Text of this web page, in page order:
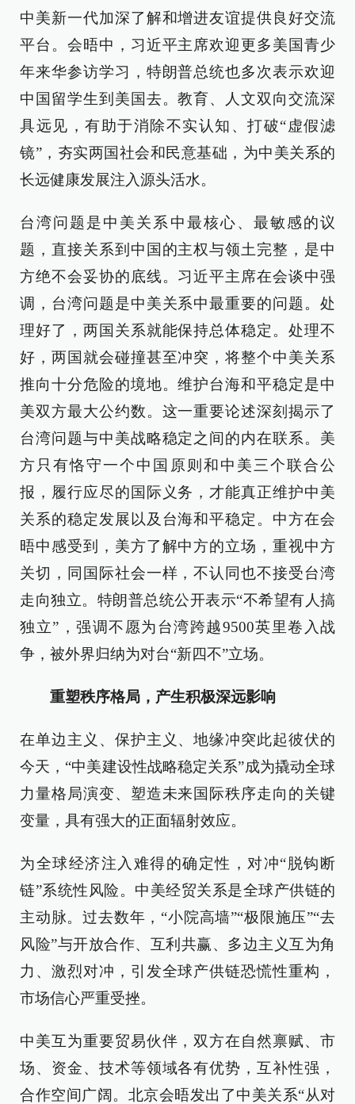
中美新一代加深了解和增进友谊提供良好交流
平台。会晤中，习近平主席欢迎更多美国青少
年来华参访学习，特朗普总统也多次表示欢迎
中国留学生到美国去。教育、人文双向交流深
具远见，有助于消除不实认知、打破“虚假滤
镜”，夯实两国社会和民意基础，为中美关系的
长远健康发展注入源头活水。
台湾问题是中美关系中最核心、最敏感的议
题，直接关系到中国的主权与领土完整，是中
方绝不会妥协的底线。习近平主席在会谈中强
调，台湾问题是中美关系中最重要的问题。处
理好了，两国关系就能保持总体稳定。处理不
好，两国就会碰撞甚至冲突，将整个中美关系
推向十分危险的境地。维护台海和平稳定是中
美双方最大公约数。这一重要论述深刻揭示了
台湾问题与中美战略稳定之间的内在联系。美
方只有恪守一个中国原则和中美三个联合公
报，履行应尽的国际义务，才能真正维护中美
关系的稳定发展以及台海和平稳定。中方在会
晤中感受到，美方了解中方的立场，重视中方
关切，同国际社会一样，不认同也不接受台湾
走向独立。特朗普总统公开表示“不希望有人搞
独立”，强调不愿为台湾跨越9500英里卷入战
争，被外界归纳为对台“新四不”立场。
重塑秩序格局，产生积极深远影响
在单边主义、保护主义、地缘冲突此起彼伏的
今天，“中美建设性战略稳定关系”成为撬动全球
力量格局演变、塑造未来国际秩序走向的关键
变量，具有强大的正面辐射效应。
为全球经济注入难得的确定性，对冲“脱钩断
链”系统性风险。中美经贸关系是全球产供链的
主动脉。过去数年，“小院高墙”“极限施压”“去
风险”与开放合作、互利共赢、多边主义互为角
力、激烈对冲，引发全球产供链恐慌性重构，
市场信心严重受挫。
中美互为重要贸易伙伴，双方在自然禀赋、市
场、资金、技术等领域各有优势，互补性强，
合作空间广阔。北京会晤发出了中美关系“从对